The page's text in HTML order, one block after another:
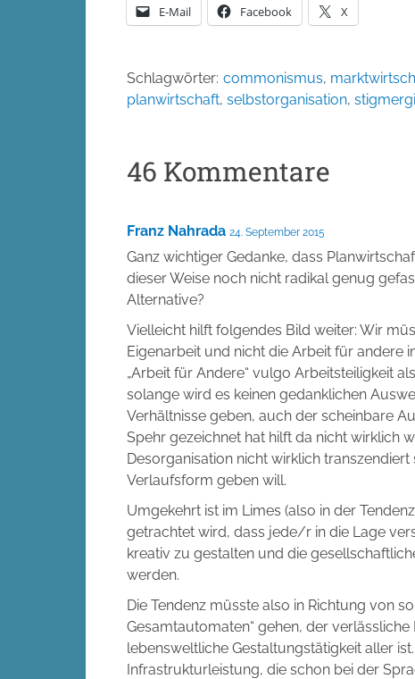
E-Mail Facebook X
Schlagwörter: commonismus,
planwirtschaft, selbstorganisation,
46 Kommentare
Franz Nahrada 24. September 2015
Ganz wichtiger Gedanke, dass
dieser Weise noch nicht radikal genug
Alternative?
Vielleicht hilft folgendes Bild weiter: Wir
Eigenarbeit und nicht die Arbeit für andere
„Arbeit für Andere“ vulgo Arbeitsteiligkeit
solange wird es keinen gedanklichen
Verhältnisse geben, auch der scheinbare
Spehr gezeichnet hat hilft da nicht wirklich
Desorganisation nicht wirklich
Verlaufsform geben will.
Umgekehrt ist im Limes (also in der
getrachtet wird, dass jede/r in die Lage
kreativ zu gestalten und die
werden.
Die Tendenz müsste also in Richtung von
Gesamtautomaten“ gehen, der
lebensweltliche Gestaltungstätigkeit aller
Infrastrukturleistung, die schon bei der